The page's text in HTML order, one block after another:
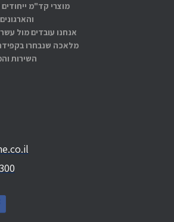
מוצרי קד"מ
אנחנו עובדים מול
מלאכה שנבחרו
השירות